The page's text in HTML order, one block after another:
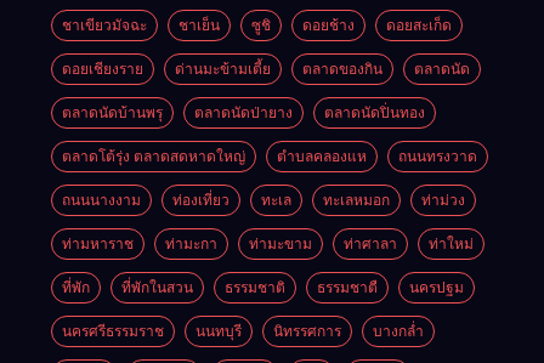
ชาเขียวมัจฉะ ชาเย็น ซูชิ ดอยช้าง ดอยสะเก็ด
ดอยเชียงราย ด่านมะข้ามเตี้ย ตลาดของกิน ตลาดนัด
ตลาดนัดบ้านพรุ ตลาดนัดป่ายาง ตลาดนัดปิ่นทอง
ตลาดโต้รุ่ง ตลาดสดหาดใหญ่ ตำบลคลองแห ถนนทรงวาด
ถนนนางงาม ท่องเที่ยว ทะเล ทะเลหมอก ท่าม่วง
ท่ามหาราช ท่ามะกา ท่ามะขาม ท่าศาลา ท่าใหม่
ที่พัก ที่พักในสวน ธรรมชาติ ธรรมชาตื นครปฐม
นครศรีธรรมราช นนทบุรี นิทรรศการ บางกล่ำ